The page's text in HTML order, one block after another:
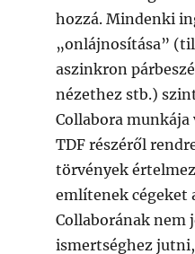
hozzá. Mindenki
„onlájnosítása”
aszinkron
nézethez stb.)
Collabora munkája
TDF részéről
törvények
említenek cégeket
Collaborának nem
ismertséghez